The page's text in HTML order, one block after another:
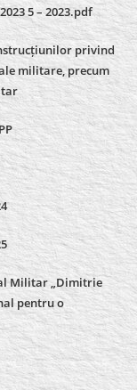
5 – 2023.pdf
privind
militare, precum
Militar „Dimitrie
pentru o